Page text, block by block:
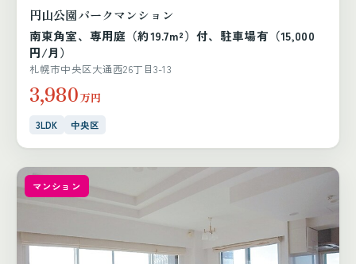
円山公園パークマンション
南東角室、専用庭（約19.7m²）付、駐車場有（15,000
円/月）
札幌市中央区大通西26丁目3-13
3,980万円
3LDK 中央区
マンション